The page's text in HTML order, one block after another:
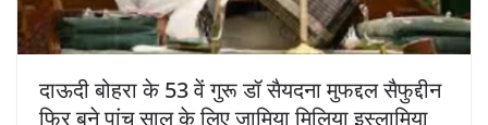
दाऊदी बोहरा के 53 वें गुरू डॉ सैयदना मुफद्दल सैफुद्दीन
फिर बने पांच साल के लिए जामिया मिलिया इस्लामिया